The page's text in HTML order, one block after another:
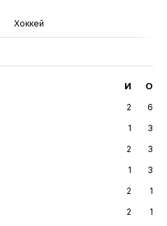
Хоккей
И О
2
6
1
3
2
3
1
3
2
1
2
1